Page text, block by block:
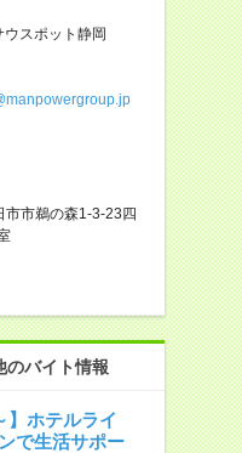
ウスポット静岡
市鵜の森1-3-23四
のバイト情報
】ホテルライ
で生活サポー